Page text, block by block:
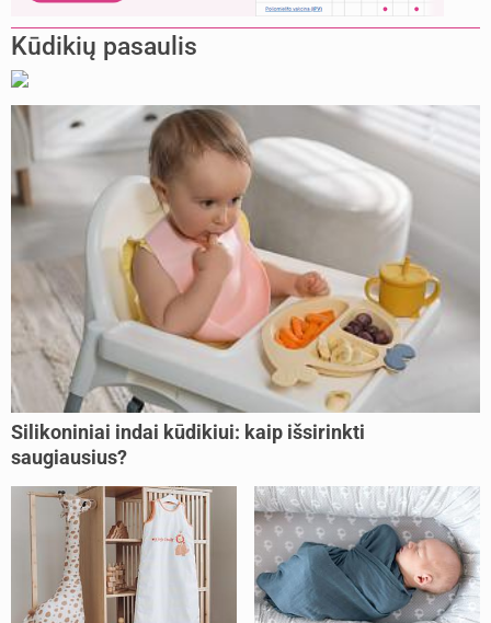
Kūdikių pasaulis
Silikoniniai indai kūdikiui: kaip išsirinkti
saugiausius?